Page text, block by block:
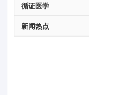
循证医学
新闻热点